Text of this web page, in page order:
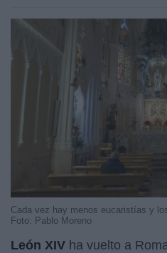
Cada vez hay menos eucaristías y
Foto: Pablo Moreno
León XIV ha vuelto a